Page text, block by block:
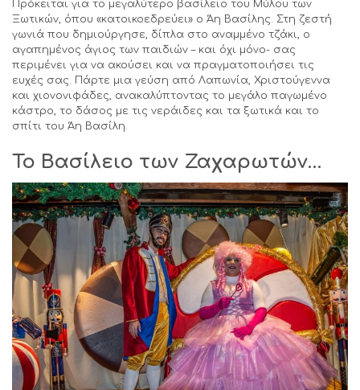
Πρόκειται για το μεγαλύτερο βασίλειο του Μύλου των
Ξωτικών, όπου «κατοικοεδρεύει» ο Άη Βασίλης. Στη ζεστή
γωνιά που δημιούργησε, δίπλα στο αναμμένο τζάκι, ο
αγαπημένος άγιος των παιδιών – και όχι μόνο- σας
περιμένει για να ακούσει και να πραγματοποιήσει τις
ευχές σας. Πάρτε μια γεύση από Λαπωνία, Χριστούγεννα
και χιονονιφάδες, ανακαλύπτοντας το μεγάλο παγωμένο
κάστρο, το δάσος με τις νεράιδες και τα ξωτικά και το
σπίτι του Άη Βασίλη.
Το Βασίλειο των Ζαχαρωτών…